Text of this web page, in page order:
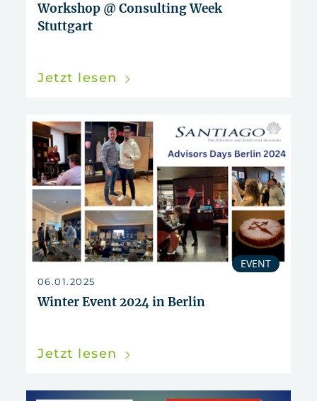
Workshop @ Consulting Week
Stuttgart
Jetzt lesen
EVENT
06.01.2025
Winter Event 2024 in Berlin
Jetzt lesen